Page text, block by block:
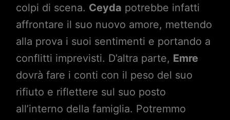
colpi di scena. Ceyda potrebbe infatti
affrontare il suo nuovo amore, mettendo
alla prova i suoi sentimenti e portando a
conflitti imprevisti. D’altra parte, Emre
dovrà fare i conti con il peso del suo
rifiuto e riflettere sul suo posto
all’interno della famiglia. Potremmo